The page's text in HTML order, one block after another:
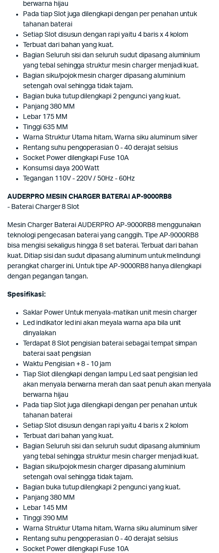
berwarna hijau
Pada tiap Slot juga dilengkapi dengan per penahan untuk
tahanan baterai
Setiap Slot disusun dengan rapi yaitu 4 baris x 4 kolom
Terbuat dari bahan yang kuat.
Bagian Seluruh sisi dan seluruh sudut dipasang aluminium
yang tebal sehingga struktur mesin charger menjadi kuat.
Bagian siku/pojok mesin charger dipasang aluminium
setengah oval sehingga tidak tajam.
Bagian buka tutup dilengkapi 2 pengunci yang kuat.
Panjang 380 MM
Lebar 175 MM
Tinggi 635 MM
Warna Struktur Utama hitam, Warna siku aluminum silver
Rentang suhu pengoperasian 0 - 40 derajat selsius
Socket Power dilengkapi Fuse 10A
Konsumsi daya 200 Watt
Tegangan 110V - 220V / 50Hz - 60Hz
AUDERPRO MESIN CHARGER BATERAI AP-9000RB8
- Baterai Charger 8 Slot
Mesin Charger Baterai AUDERPRO AP-9000RB8 menggunakan
teknologi pengecasan baterai yang canggih. Tipe AP-9000RB8
bisa mengisi sekaligus hingga 8 set baterai. Terbuat dari bahan
kuat. Ditiap sisi dan sudut dipasang aluminum untuk melindungi
perangkat charger ini. Untuk tipe AP-9000RB8 hanya dilengkapi
dengan pegangan tangan.
Spesifikasi:
Saklar Power Untuk menyala-matikan unit mesin charger
Led indikator led ini akan meyala warna apa bila unit
dinyalakan
Terdapat 8 Slot pengisian baterai sebagai tempat simpan
baterai saat pengisian
Waktu Pengisian + 8 - 10 jam
Tiap Slot dilengkapi dengan lampu Led saat pengisian led
akan menyala berwarna merah dan saat penuh akan menyala
berwarna hijau
Pada tiap Slot juga dilengkapi dengan per penahan untuk
tahanan baterai
Setiap Slot disusun dengan rapi yaitu 4 baris x 2 kolom
Terbuat dari bahan yang kuat.
Bagian Seluruh sisi dan seluruh sudut dipasang aluminium
yang tebal sehingga struktur mesin charger menjadi kuat.
Bagian siku/pojok mesin charger dipasang aluminium
setengah oval sehingga tidak tajam.
Bagian buka tutup dilengkapi 2 pengunci yang kuat.
Panjang 380 MM
Lebar 145 MM
Tinggi 390 MM
Warna Struktur Utama hitam, Warna siku aluminum silver
Rentang suhu pengoperasian 0 - 40 derajat selsius
Socket Power dilengkapi Fuse 10A